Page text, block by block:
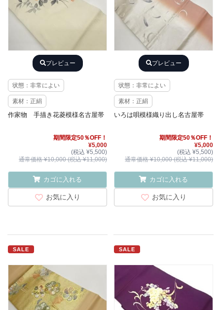
プレビュー
状態：非常によい
素材：正絹
作家物 手描き花菱模様名古屋帯
期間限定50％OFF！
¥5,000
(税込 ¥5,500)
通常価格 ¥10,000 (税込 ¥11,000)
カゴに入れる
お気に入り
プレビュー
状態：非常によい
素材：正絹
いろは唄模様織り出し名古屋帯
期間限定50％OFF！
¥5,000
(税込 ¥5,500)
通常価格 ¥10,000 (税込 ¥11,000)
カゴに入れる
お気に入り
SALE SALE